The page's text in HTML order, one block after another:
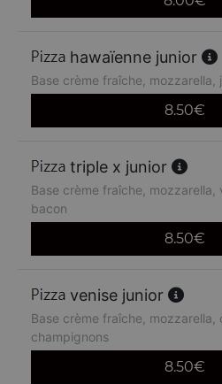
hawaïenne junior
Base crème fraîche, mozzarella,
8.50€
triple x junior
Base crème fraîche, mozzarella,
bacon
8.50€
venise junior
Base crème fraîche, mozzarella,
champignons
8.50€